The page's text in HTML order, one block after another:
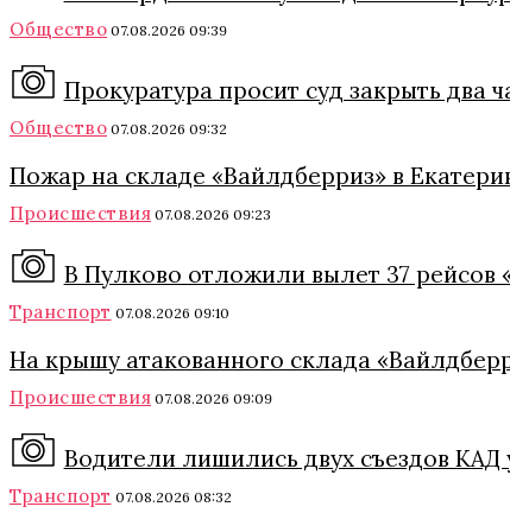
Общество 07.08.2026 09:39
Прокуратура просит суд закрыть два
Общество 07.08.2026 09:32
Пожар на складе «Вайлдберриз» в
Происшествия 07.08.2026 09:23
В Пулково отложили вылет 37 рейсов
Транспорт 07.08.2026 09:10
На крышу атакованного склада
Происшествия 07.08.2026 09:09
Водители лишились двух съездов КАД
Транспорт 07.08.2026 08:32